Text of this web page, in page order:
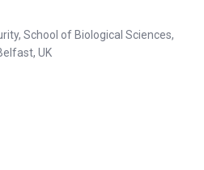
School of Biological Sciences,
UK